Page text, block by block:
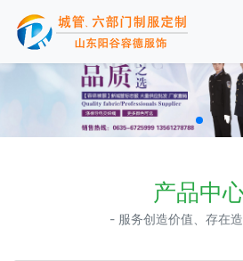
产品中
- 服务创造价值、存在